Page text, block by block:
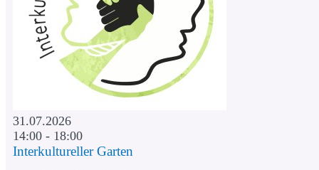
31.07.2026
14:00 - 18:00
Interkultureller Garten